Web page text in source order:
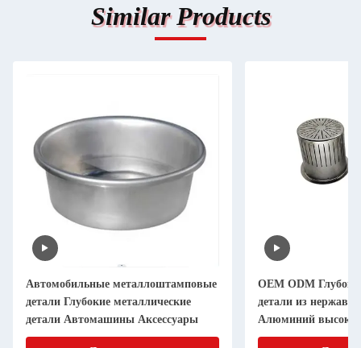
Similar Products
Автомобильные металлоштамповые
детали Глубокие металлические
детали Автомашины Аксессуары
OEM ODM
детали из
Алюминий